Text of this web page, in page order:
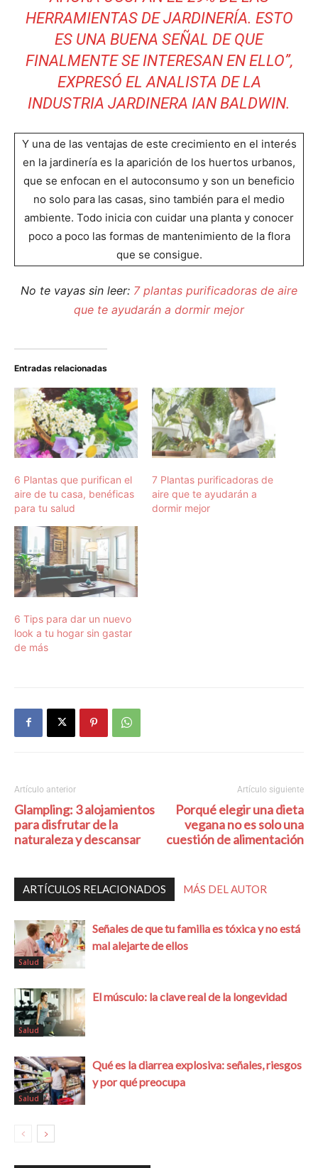
HERRAMIENTAS DE JARDINERÍA. ESTO
ES UNA BUENA SEÑAL DE QUE
FINALMENTE SE INTERESAN EN ELLO”,
EXPRESÓ EL ANALISTA DE LA
INDUSTRIA JARDINERA IAN BALDWIN.
Y una de las ventajas de este crecimiento en el interés
en la jardinería es la aparición de los huertos urbanos,
que se enfocan en el autoconsumo y son un beneficio
no solo para las casas, sino también para el medio
ambiente. Todo inicia con cuidar una planta y conocer
poco a poco las formas de mantenimiento de la flora
que se consigue.
No te vayas sin leer: 7 plantas purificadoras de aire
que te ayudarán a dormir mejor
Entradas relacionadas
6 Plantas que purifican el
aire de tu casa, benéficas
para tu salud
7 Plantas purificadoras de
aire que te ayudarán a
dormir mejor
6 Tips para dar un nuevo
look a tu hogar sin gastar
de más
Artículo anterior
Glampling: 3 alojamientos
para disfrutar de la
naturaleza y descansar
Artículo siguiente
Porqué elegir una dieta
vegana no es solo una
cuestión de alimentación
ARTÍCULOS RELACIONADOS MÁS DEL AUTOR
Salud
Señales de que tu familia es tóxica y no está
mal alejarte de ellos
Salud
El músculo: la clave real de la longevidad
Salud
Qué es la diarrea explosiva: señales, riesgos
y por qué preocupa